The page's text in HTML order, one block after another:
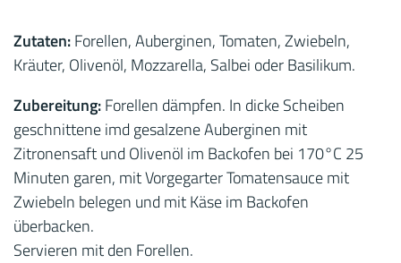
Zutaten:Forellen, Auberginen, Tomaten, Zwiebeln,
Kräuter, Olivenöl, Mozzarella, Salbei oder Basilikum.
Zubereitung:Forellen dämpfen. In dicke Scheiben
geschnittene imd gesalzene Auberginen mit
Zitronensaft und Olivenöl im Backofen bei 170°C 25
Minuten garen, mit Vorgegarter Tomatensauce mit
Zwiebeln belegen und mit Käse im Backofen
überbacken.
Servieren mit den Forellen.